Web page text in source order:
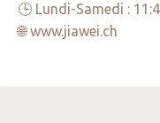
🕒 Lundi-Samedi :
🌐 www.jiawei.ch